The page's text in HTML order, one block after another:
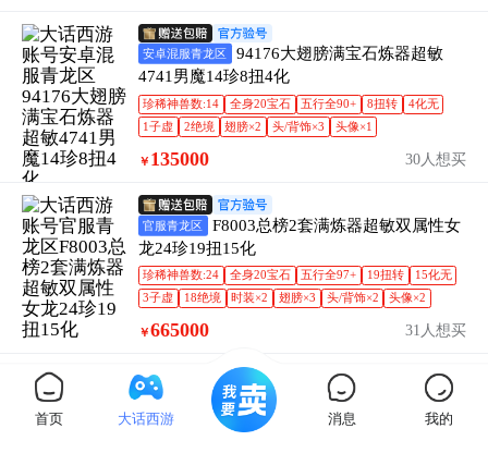
安卓混服青龙区
94176大翅膀满宝石炼器超敏
4741男魔14珍8扭4化
珍稀神兽数:14 全身20宝石 五行全90+ 8扭转
4化无
1子虚
2绝境 翅膀×2 头/背饰×3 头像×1
￥ 135000 30人想买
官服青龙区
F8003总榜2套满炼器超敏双属性女
龙24珍19扭15化
珍稀神兽数:24 全身20宝石 五行全97+ 19扭转
15化无
3子虚
18绝境 时装×2 翅膀×3 头/背饰×2 头像×2
￥665000 31人想买
官服白虎区
S2537五阶套火力克水加深女鬼5珍
1扭1化
首页 大话西游 消息 我的